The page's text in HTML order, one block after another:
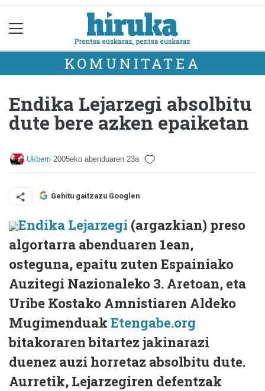
KOMUNITATEA
Endika Lejarzegi absolbitu
dute bere azken epaiketan
Ukberri 2005eko abenduaren 23a
Gehitu gaitzazu Googlen
Endika Lejarzegi (argazkian) preso
algortarra abenduaren 1ean,
osteguna, epaitu zuten Espainiako
Auzitegi Nazionaleko 3. Aretoan, eta
Uribe Kostako Amnistiaren Aldeko
Mugimenduak Etengabe.org
bitakoraren bitartez jakinarazi
duenez auzi horretaz absolbitu dute.
Aurretik, Lejarzegiren defentzak